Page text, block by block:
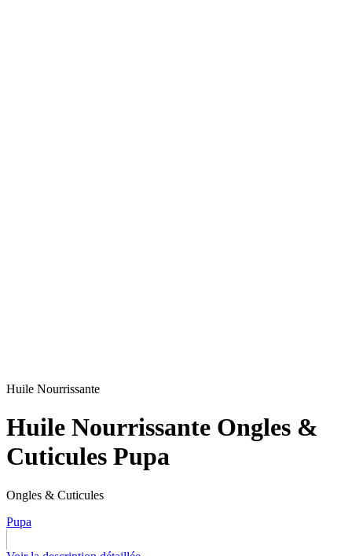
Huile Nourrissante
Huile Nourrissante Ongles &
Cuticules Pupa
Ongles & Cuticules
Pupa